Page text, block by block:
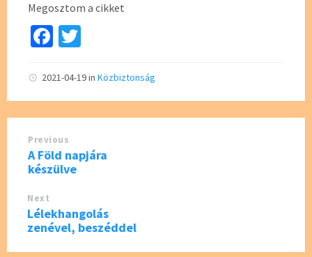
Megosztom a cikket
Fa
b
o
o
k
tt
er
2021-04-19in Közbiztonság
Previous
A Föld napjára
készülve
Next
Lélekhangolás
zenével, beszéddel